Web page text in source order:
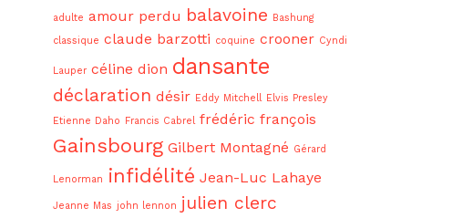
adulte amour perdu balavoine Bashung
classique claude barzotti coquine crooner Cyndi
Lauper céline dion dansante
déclaration désir Eddy Mitchell Elvis Presley
Etienne Daho Francis Cabrel frédéric françois
Gainsbourg Gilbert Montagné Gérard
Lenorman infidélité Jean-Luc Lahaye
Jeanne Mas john lennon julien clerc